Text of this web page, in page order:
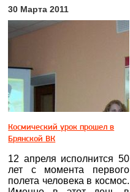
30 Марта 2011
Космический урок прошел в
Брянской ВК
12 апреля исполнится 50
лет с момента первого
полета человека в космос.